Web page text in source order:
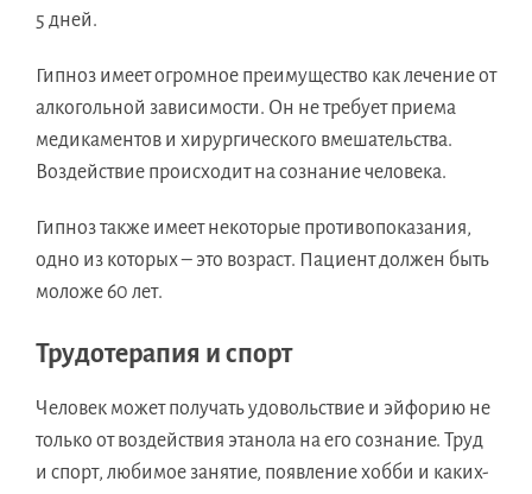
5 дней.
Гипноз имеет огромное преимущество как лечение от
алкогольной зависимости. Он не требует приема
медикаментов и хирургического вмешательства.
Воздействие происходит на сознание человека.
Гипноз также имеет некоторые противопоказания,
одно из которых – это возраст. Пациент должен быть
моложе 60 лет.
Трудотерапия и спорт
Человек может получать удовольствие и эйфорию не
только от воздействия этанола на его сознание. Труд
и спорт, любимое занятие, появление хобби и каких-